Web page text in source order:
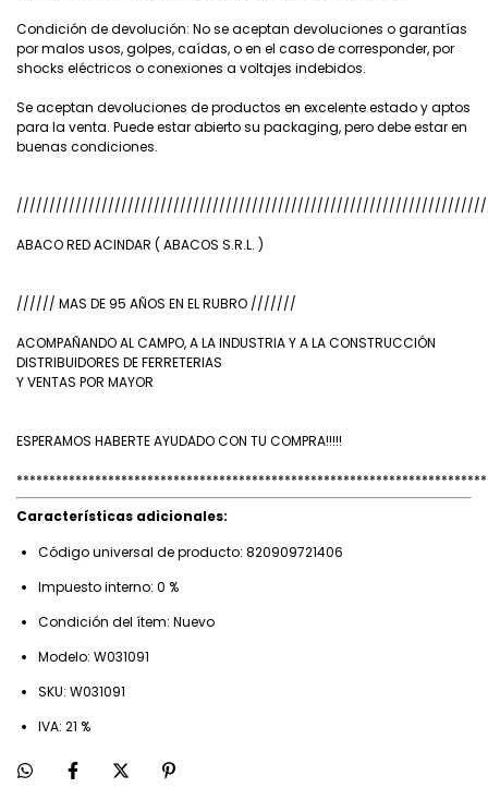
Condición de devolución: No se aceptan devoluciones o garantías
por malos usos, golpes, caídas, o en el caso de corresponder, por
shocks eléctricos o conexiones a voltajes indebidos.
Se aceptan devoluciones de productos en excelente estado y aptos
para la venta. Puede estar abierto su packaging, pero debe estar en
buenas condiciones.
ABACO RED ACINDAR ( ABACOS S.R.L. )
////// MAS DE 95 AÑOS EN EL RUBRO ///////
ACOMPAÑANDO AL CAMPO, A LA INDUSTRIA Y A LA CONSTRUCCIÓN
DISTRIBUIDORES DE FERRETERIAS
Y VENTAS POR MAYOR
ESPERAMOS HABERTE AYUDADO CON TU COMPRA!!!!!
Características adicionales:
Código universal de producto: 820909721406
Impuesto interno: 0 %
Condición del ítem: Nuevo
Modelo: W031091
SKU: W031091
IVA: 21 %